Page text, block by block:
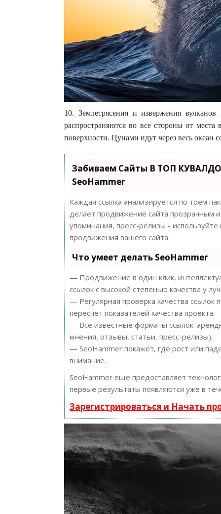
10. Землетрясения и извержения
распространяются во все стороны от
поверхности. Цунами идут через весь океан
Забиваем Сайты В ТОП
SeoHammer
Каждая ссылка анализируется по трем
делает продвижение сайта прозрачным
упоминания, пресс-релизы -
продвижения вашего сайта.
Что умеет делать SeoHammer
— Продвижение в один клик,
ссылок с высокой степенью качества у
— Регулярная проверка качества
пересчет показателей качества проекта.
— Все известные форматы ссылок:
мнения, отзывы, статьи, пресс-релизы).
— SeoHammer покажет, где рост или
внимание.
SeoHammer еще предоставляет
первые результаты появляются уже в
Зарегистрироваться и Начать